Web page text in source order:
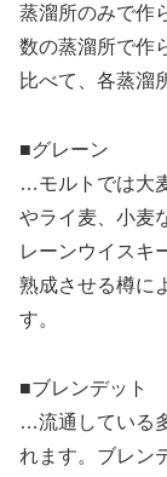
蒸溜所のみで作
数の蒸溜所で作
比べて、各蒸溜
■グレーン
…モルトでは大
やライ麦、小麦
レーンウイスキ
熟成させる樽に
す。
■ブレンデット
…流通している
れます。ブレン